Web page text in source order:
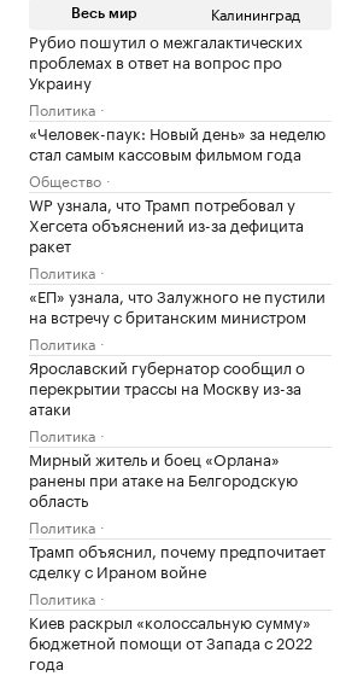
Весь мир Калининград
Рубио пошутил о межгалактических
проблемах в ответ на вопрос про
Украину
Политика
«Человек-паук: Новый день» за неделю
стал самым кассовым фильмом года
Общество
WP узнала, что Трамп потребовал у
Хегсета объяснений из-за дефицита
ракет
Политика
«ЕП» узнала, что Залужного не пустили
на встречу с британским министром
Политика
Ярославский губернатор сообщил о
перекрытии трассы на Москву из-за
атаки
Политика
Мирный житель и боец «Орлана»
ранены при атаке на Белгородскую
область
Политика
Трамп объяснил, почему предпочитает
сделку с Ираном войне
Политика
Киев раскрыл «колоссальную сумму»
бюджетной помощи от Запада с 2022
года